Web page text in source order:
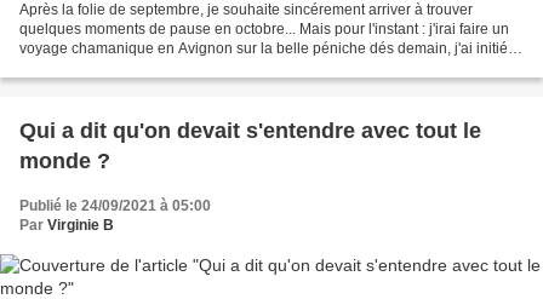
Après la folie de septembre, je souhaite sincérement arriver à trouver
quelques moments de pause en octobre... Mais pour l'instant : j'irai faire un
voyage chamanique en Avignon sur la belle péniche dés demain, j'ai initié
Qui a dit qu'on devait s'entendre avec tout le
monde ?
Publié le 24/09/2021 à 05:00
Par Virginie B